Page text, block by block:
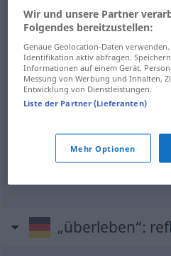
survivreàqn,qc
sieüberlebt uns nochalle
elle nous enterrera tous
wirstes überleben FIG
tu n’en mourras pas
„überleben“:
Wir und unsere Partner
Folgendes bereitzustellen:
Genaue Geolocation-Daten
Identifikation aktiv abfragen.
Informationen auf einem Gerät.
Messung von Werbung und Inhalten,
Entwicklung von Dienstleistungen.
Liste der Partner (Lieferanten)
Mehr Optionen